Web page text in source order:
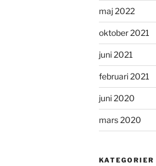
maj 2022
oktober 2021
juni 2021
februari 2021
juni 2020
mars 2020
KATEGORIER